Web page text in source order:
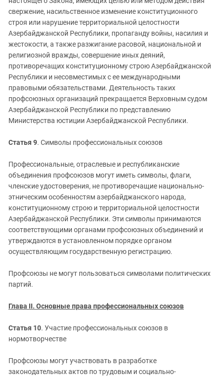
свержение, насильственное изменение конституционного
строя или нарушение территориальной целостности
Азербайджанской Республики, пропаганду войны, насилия и
жестокости, а также разжигание расовой, национальной и
религиозной вражды, совершение иных деяний,
противоречащих конституционному строю Азербайджанской
Республики и несовместимых с ее международными
правовыми обязательствами. Деятельность таких
профсоюзных организаций прекращается Верховным судом
Азербайджанской Республики по представлению
Министерства юстиции Азербайджанской Республики.
Статья 9. Символы профессиональных союзов
Профессиональные, отраслевые и республиканские
объединения профсоюзов могут иметь символы, флаги,
членские удостоверения, не противоречащие национально-
этническим особенностям азербайджанского народа,
конституционному строю и территориальной целостности
Азербайджанской Республики. Эти символы принимаются
соответствующими органами профсоюзных объединений и
утверждаются в установленном порядке органом
осуществляющим государственную регистрацию.
Профсоюзы не могут пользоваться символами политических
партий.
Глава II. Основные права профессиональных союзов
Статья 10. Участие профессиональных союзов в
нормотворчестве
Профсоюзы могут участвовать в разработке
законодательных актов по трудовым и социально-